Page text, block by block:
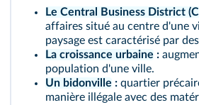
Le Central Business District
affaires situé au centre d'une
paysage est caractérisé par
La croissance urbaine :
population d'une ville.
Un bidonville : quartier
manière illégale avec des